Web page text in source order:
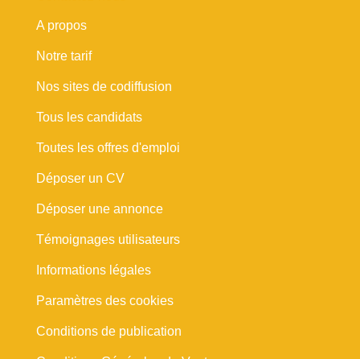
A propos
Notre tarif
Nos sites de codiffusion
Tous les candidats
Toutes les offres d'emploi
Déposer un CV
Déposer une annonce
Témoignages utilisateurs
Informations légales
Paramètres des cookies
Conditions de publication